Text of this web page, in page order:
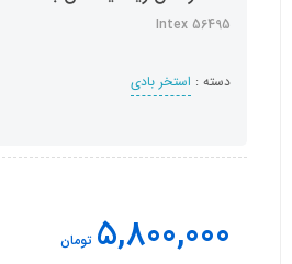
Intex 56495
دسته : استخر بادی
5,800,000 تومان